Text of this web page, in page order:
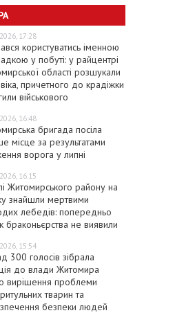
17:28
користуватись іменною
у побуті: у райцентрі
області розшукали
причетного до крадіжки
військового
16:48
бригада посіла
місце за результатами
ворога у липні
16:15
Житомирського району на
знайшли мертвими
лебедів: попередньо
браконьєрства не виявили
15:54
300 голосів зібрала
до влади Житомира
вирішення проблеми
тварин та
безпеки людей